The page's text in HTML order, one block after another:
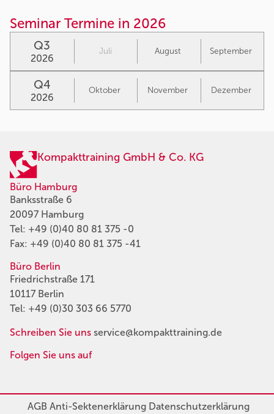
Seminar Termine in 2026
Q3
2026
Juli August September
Q4
2026
Oktober November Dezember
Kompakttraining GmbH & Co. KG
Büro Hamburg
Banksstraße 6
20097 Hamburg
Tel: +49 (0)40 80 81 375 -0
Fax: +49 (0)40 80 81 375 -41
Büro Berlin
Friedrichstraße 171
10117 Berlin
Tel: +49 (0)30 303 66 5770
Schreiben Sie uns service@kompakttraining.de
Folgen Sie uns auf
AGBAnti-SektenerklärungDatenschutzerklärung